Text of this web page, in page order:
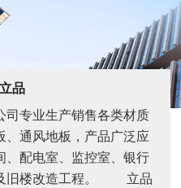
品
专业生产销售各类材质
、通风地板，产品广泛应
、配电室、监控室、银行
及旧楼改造工程。 立品